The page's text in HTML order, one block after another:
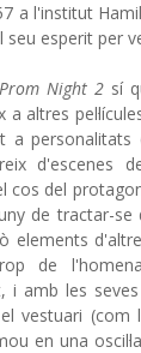
a l'institut
esperit per
Night 2 sí
a altres
a
cos del
de tractar-se
elements
de
i amb les
vestuari
en una